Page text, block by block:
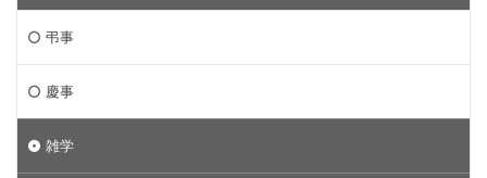
弔事
慶事
雑学